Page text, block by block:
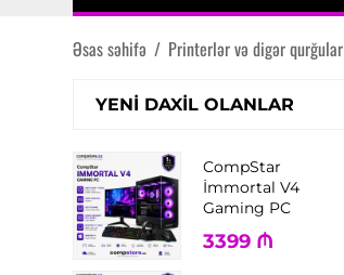
Əsas səhifə / Printerlər və digər qurğular
YENI DAXIL OLANLAR
CompStar
İmmortal V4
Gaming PC
3399 ₼